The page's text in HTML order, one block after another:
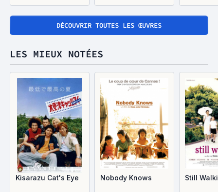
DÉCOUVRIR TOUTES LES ŒUVRES
LES MIEUX NOTÉES
Kisarazu Cat's Eye Nobody Knows Still